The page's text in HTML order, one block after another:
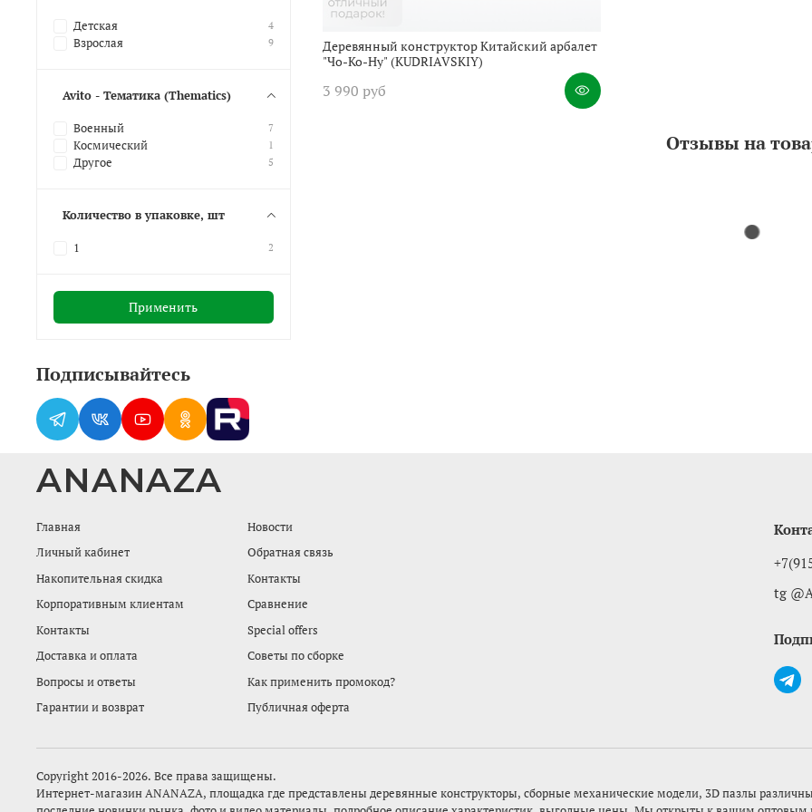
Деревянный конструктор Китайский арбалет
"Чо-Ко-Ну" (KUDRIAVSKIY)
3 990 руб
Отзывы на
Детская 4
Взрослая 9
Avito - Тематика (Thematics)
Военный 7
Космический 1
Другое 5
Количество в упаковке, шт
1 2
Применить
Подписывайтесь
ANANAZA
Главная
Личный кабинет
Накопительная скидка
Корпоративным клиентам
Контакты
Доставка и оплата
Вопросы и ответы
Гарантии и возврат
Новости
Обратная связь
Контакты
Сравнение
Special offers
Советы по сборке
Как применить промокод?
Публичная оферта
tg
Copyright 2016-2026. Все права защищены.
Интернет-магазинANANAZA, площадка где представлены деревянные конструкторы, сборные механические модели, 3D пазлы